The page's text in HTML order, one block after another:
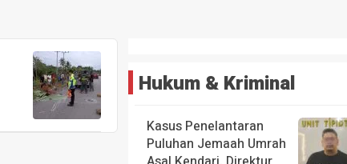
Hukum & Kriminal
Kasus Penelantaran
Puluhan Jemaah Umrah